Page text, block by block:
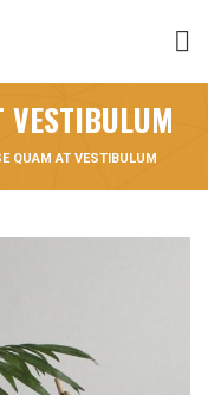
VESTIBULUM
QUAM AT VESTIBULUM